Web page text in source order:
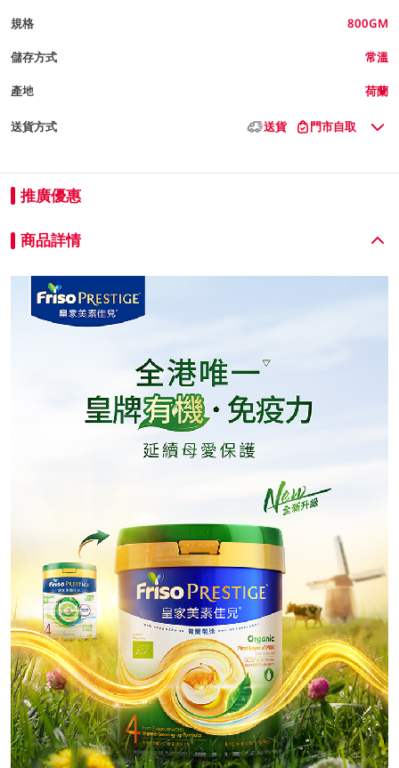
規格 800GM
儲存方式 常溫
產地 荷蘭
送貨方式 送貨 門市自取
推廣優惠
商品詳情